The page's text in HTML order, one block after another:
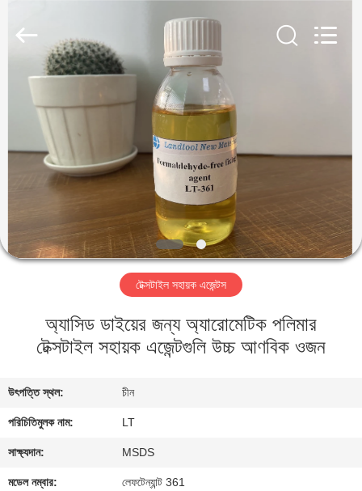
বাড়ি
আমাদের
সম্পর্কে
কারখানা
যোগাযোগ
করুন
টেক্সটাইল সহায়ক এজেন্টস
অ্যাসিড ডাইয়ের জন্য অ্যারোমেটিক পলিমার
টেক্সটাইল সহায়ক এজেন্টগুলি উচ্চ আণবিক ওজন
উৎপত্তি স্থল: চীন
পরিচিতিমুলক নাম: LT
সাক্ষ্যদান: MSDS
মডেল নম্বার: লেফটেন্যান্ট 361